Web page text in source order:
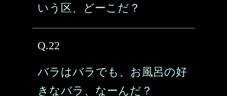
いう区、どーこだ？
Q.22
バラはバラでも、お風呂の好
きなバラ、なーんだ？